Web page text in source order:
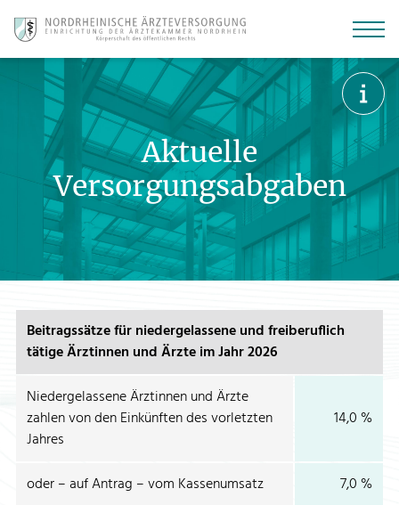
Hauptnavigation
springen
Hauptinhalt
springen
Kontaktmöglichkeiten
springen
Aktuelle
Versorgungsabgaben
Wie hoch sind die Versorgungsabgaben?
Beitragssätze für niedergelassene und freiberuflich
tätige Ärztinnen und Ärzte im Jahr 2026
Niedergelassene Ärztinnen und Ärzte
zahlen von den Einkünften des vorletzten
Jahres
14,0 %
oder – auf Antrag – vom Kassenumsatz
7,0 %